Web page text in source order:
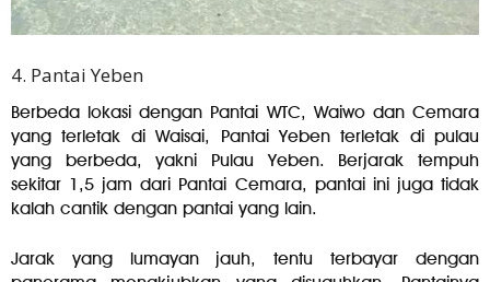
4. Pantai Yeben
Berbeda lokasi dengan Pantai WTC, Waiwo dan Cemara
yang terletak di Waisai, Pantai Yeben terletak di pulau
yang berbeda, yakni Pulau Yeben. Berjarak tempuh
sekitar 1,5 jam dari Pantai Cemara, pantai ini juga tidak
kalah cantik dengan pantai yang lain.
Jarak yang lumayan jauh, tentu terbayar dengan